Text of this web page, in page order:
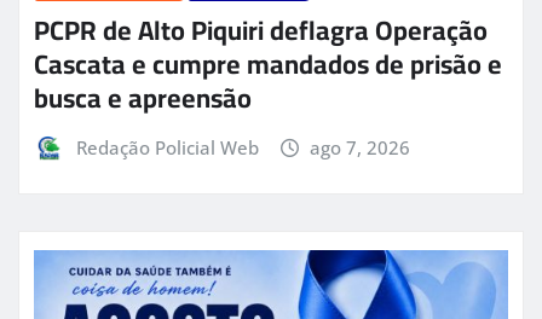
PCPR de Alto Piquiri deflagra Operação
Cascata e cumpre mandados de prisão e
busca e apreensão
Redação Policial Web ago 7, 2026